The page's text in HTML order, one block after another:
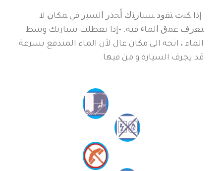
إذا ﻜﻨﺕ ﺘﻘﻭﺩ ﺴﻴﺎﺭﺘﻙ ﺃﺤﺫﺭ ﺍﻟﺴﻴﺭ ﻓﻲ ﻤﻜﺎﻥ ﻻ
ﺘﻌﺭﻑ ﻋﻤﻕ ﺍﻟﻤﺎﺀ ﻓﻴﻪ. -إذا تعطلت سيارتك وسط
الماء ، اتجه الى مكان عال لأن الماء المندفع بسرعة
قد يجرف السيارة و من فيها.